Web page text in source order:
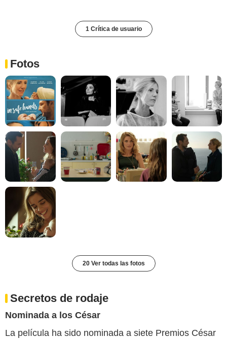
1 Crítica de usuario
Fotos
20 Ver todas las fotos
Secretos de rodaje
Nominada a los César
La película ha sido nominada a siete Premios César